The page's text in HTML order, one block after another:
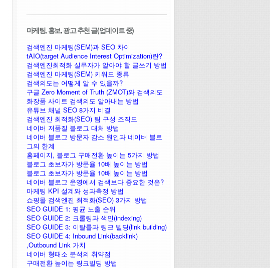
마케팅, 홍보, 광고 추천 글(업데이트 중)
검색엔진 마케팅(SEM)과 SEO 차이
tAIO(target Audience Interest Optimization)란?
검색엔진최적화 실무자가 알아야 할 글쓰기 방법
검색엔진 마케팅(SEM) 키워드 종류
검색의도는 어떻게 알 수 있을까?
구글 Zero Moment of Truth (ZMOT)와 검색의도
화장품 사이트 검색의도 알아내는 방법
유튜브 채널 SEO 8가지 비결
검색엔진 최적화(SEO) 팀 구성 조직도
네이버 저품질 블로그 대처 방법
네이버 블로그 방문자 감소 원인과 네이버 블로
그의 한계
홈페이지, 블로그 구매전환 높이는 5가지 방법
블로그 초보자가 방문율 10배 높이는 방법
블로그 초보자가 방문율 10배 높이는 방법
네이버 블로그 운영에서 검색보다 중요한 것은?
마케팅 KPI 설계와 성과측정 방법
쇼핑몰 검색엔진 최적화(SEO) 3가지 방법
SEO GUIDE 1: 평균 노출 순위
SEO GUIDE 2: 크롤링과 색인(indexing)
SEO GUIDE 3: 이탈률과 링크 빌딩(link building)
SEO GUIDE 4: Inbound Link(backlink)
,Outbound Link 가치
네이버 형태소 분석의 취약점
구매전환 높이는 링크빌딩 방법